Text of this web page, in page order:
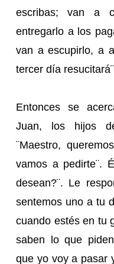
escribas; van a
entregarlo a los
van a escupirlo, a
tercer día
Entonces se
Juan, los hijos
¨Maestro,
vamos a pedirte¨.
desean?¨. Le
sentemos uno a tu
cuando estés en tu
saben lo que
que yo voy a pasar